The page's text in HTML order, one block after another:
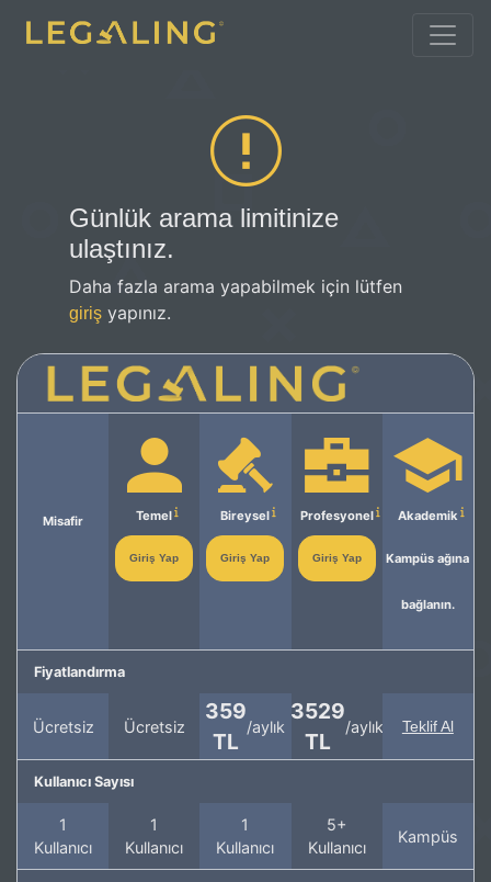
Günlük arama limitinize
ulaştınız.
Daha fazla arama yapabilmek için lütfen
giriş yapınız.
Misafir Temel
Giriş Yap
Bireysel
Giriş Yap
Profesyonel
Giriş Yap
Akademik
Kampüs ağına
bağlanın.
Fiyatlandırma
Ücretsiz Ücretsiz
359
TL
/aylık
3529
TL
/aylık Teklif Al
Kullanıcı Sayısı
1
Kullanıcı
1
Kullanıcı
1
Kullanıcı
5+
Kullanıcı
Kampüs